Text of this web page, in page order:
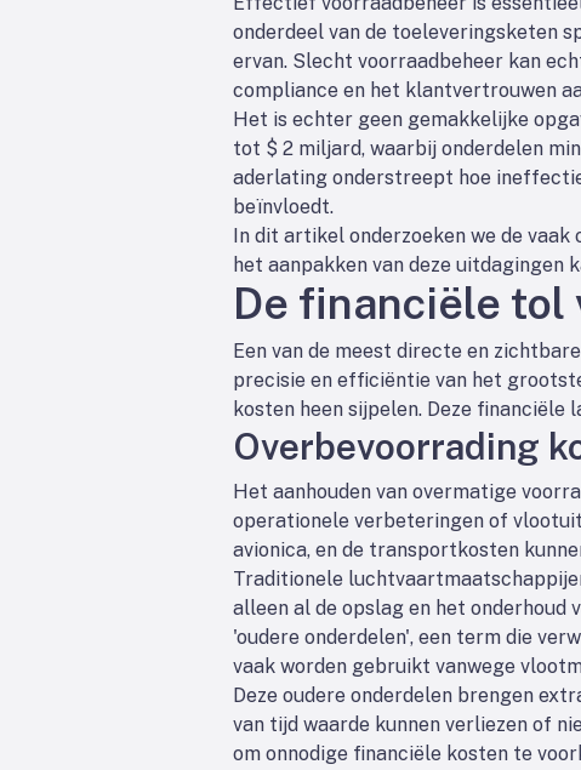
onderdeel van de toeleveringsketen
ervan. Slecht voorraadbeheer kan
compliance en het klantvertrouwen
Het is echter geen gemakkelijke
tot $ 2 miljard, waarbij onderdelen
aderlating onderstreept hoe
beïnvloedt.
In dit artikel onderzoeken we de
het aanpakken van deze
De financiële tol
Een van de meest directe en
precisie en efficiëntie van het
kosten heen sijpelen. Deze
Overbevoorrading
Het aanhouden van overmatige
operationele verbeteringen of
avionica, en de transportkosten
Traditionele
alleen al de opslag en het onderhoud
'oudere onderdelen', een term die
vaak worden gebruikt vanwege
Deze oudere onderdelen brengen
van tijd waarde kunnen verliezen of
om onnodige financiële kosten te